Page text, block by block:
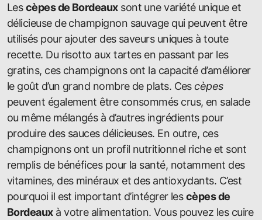
Lescèpes de Bordeauxsont une variété unique et
délicieuse de champignon sauvage qui peuvent être
utilisés pour ajouter des saveurs uniques à toute
recette. Du risotto aux tartes en passant par les
gratins, ces champignons ont la capacité d’améliorer
le goût d’un grand nombre de plats. Cescèpes
peuvent également être consommés crus, en salade
ou même mélangés à d’autres ingrédients pour
produire des sauces délicieuses. En outre, ces
champignons ont un profil nutritionnel riche et sont
remplis de bénéfices pour la santé, notamment des
vitamines, des minéraux et des antioxydants. C’est
pourquoi il est important d’intégrer lescèpes de
Bordeauxà votre alimentation. Vous pouvez les cuire